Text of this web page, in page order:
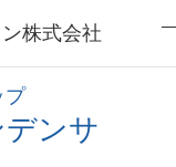
株式会社
プ
ンサ